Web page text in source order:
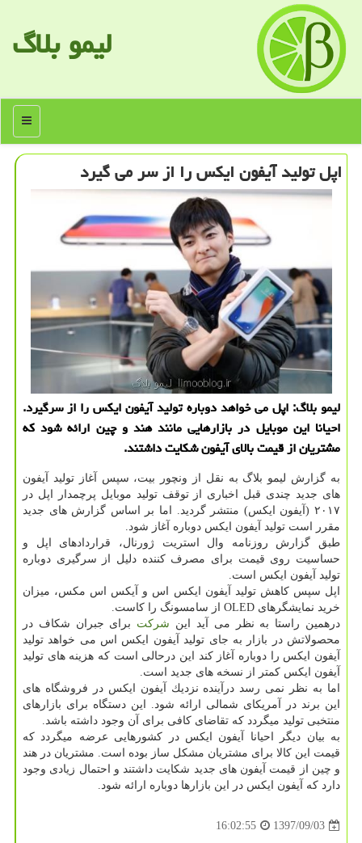
لیمو بلاگ
منو
اپل تولید آیفون ایكس را از سر می گیرد
لیمو بلاگ: اپل می خواهد دوباره تولید آیفون ایكس را از سرگیرد.
احیانا این موبایل در بازارهایی مانند هند و چین ارائه شود كه
مشتریان از قیمت بالای آیفون شكایت داشتند.
به گزارش لیمو بلاگ به نقل از ونچور بیت، سپس آغاز تولید آیفون
های جدید چندی قبل اخباری از توقف تولید موبایل پرچمدار اپل در
۲۰۱۷ (آیفون ایكس) منتشر گردید. اما بر اساس گزارش های جدید
مقرر است تولید آیفون ایكس دوباره آغاز شود.
طبق گزارش روزنامه وال استریت ژورنال، قراردادهای اپل و
حساسیت روی قیمت برای مصرف كننده دلیل از سرگیری دوباره
تولید آیفون ایكس است.
اپل سپس كاهش تولید آیفون ایكس اس و آیكس اس مكس، میزان
خرید نمایشگرهای OLED از سامسونگ را كاست.
درهمین راستا به نظر می آید این شركت برای جبران شكاف در
محصولاتش در بازار به جای تولید آیفون ایكس اس می خواهد تولید
آیفون ایكس را دوباره آغاز كند این درحالی است كه هزینه های تولید
آیفون ایكس كمتر از نسخه های جدید است.
اما به نظر نمی رسد درآینده نزدیك آیفون ایكس در فروشگاه های
این برند در آمریكای شمالی ارائه شود. این دستگاه برای بازارهای
منتخبی تولید میگردد كه تقاضای كافی برای آن وجود داشته باشد.
به بیان دیگر احیانا آیفون ایكس در كشورهایی عرضه میگردد كه
قیمت این كالا برای مشتریان مشكل ساز بوده است. مشتریان در هند
و چین از قیمت آیفون های جدید شكایت داشتند و احتمال زیادی وجود
دارد كه آیفون ایكس در این بازارها دوباره ارائه شود.
1397/09/03
16:02:55